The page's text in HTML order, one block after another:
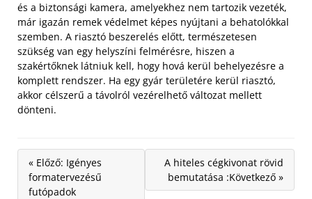
és a biztonsági kamera, amelyekhez nem tartozik vezeték,
már igazán remek védelmet képes nyújtani a behatolókkal
szemben. A riasztó beszerelés előtt, természetesen
szükség van egy helyszíni felmérésre, hiszen a
szakértőknek látniuk kell, hogy hová kerül behelyezésre a
komplett rendszer. Ha egy gyár területére kerül riasztó,
akkor célszerű a távolról vezérelhető változat mellett
dönteni.
« Előző: Igényes
formatervezésű
futópadok
A hiteles cégkivonat rövid
bemutatása :Következő »